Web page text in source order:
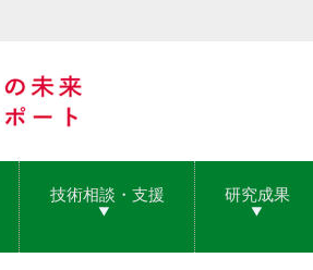
技術相談・支援 研究成果